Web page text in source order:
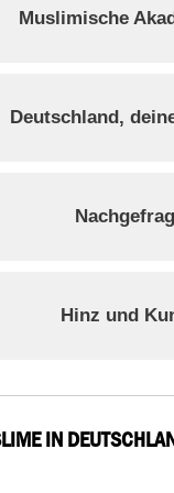
Muslimische
Deutschland,
Hinz und
IN